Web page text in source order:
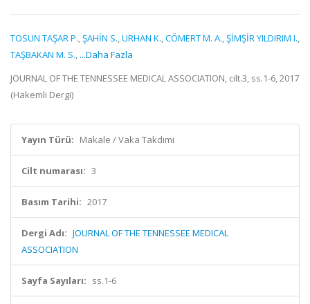
TOSUN TAŞAR P.,ŞAHİN S.,URHAN K.,CÖMERT M. A.,ŞİMŞİR YILDIRIM I.,
TAŞBAKAN M. S., ...Daha Fazla
JOURNAL OF THE TENNESSEE MEDICAL ASSOCIATION, cilt.3, ss.1-6, 2017
(Hakemli Dergi)
Yayın Türü: Makale / Vaka Takdimi
Cilt numarası: 3
Basım Tarihi: 2017
Dergi Adı: JOURNAL OF THE TENNESSEE MEDICAL
ASSOCIATION
Sayfa Sayıları: ss.1-6